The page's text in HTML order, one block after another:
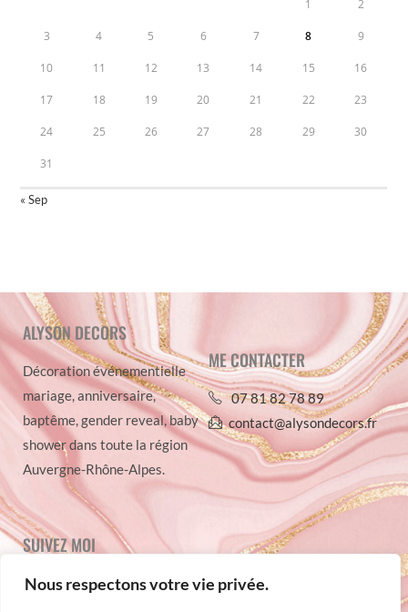
Nous respectons votre vie privée.
1 2
3 4 5 6 7 8 9
10 11 12 13 14 15 16
17 18 19 20 21 22 23
24 25 26 27 28 29 30
31
« Sep
ALYSON DECORS
Décoration événementielle
mariage, anniversaire,
baptême, gender reveal, baby
shower dans toute la région
Auvergne-Rhône-Alpes.
ME CONTACTER
07 81 82 78 89
contact@alysondecors.fr
SUIVEZ MOI